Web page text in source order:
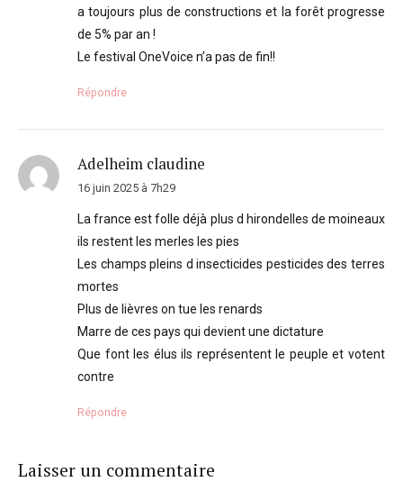
a toujours plus de constructions et la forêt progresse
de 5% par an !
Le festival OneVoice n’a pas de fin!!
Répondre
Adelheim claudine
16 juin 2025 à 7h29
La france est folle déjà plus d hirondelles de moineaux
ils restent les merles les pies
Les champs pleins d insecticides pesticides des terres
mortes
Plus de lièvres on tue les renards
Marre de ces pays qui devient une dictature
Que font les élus ils représentent le peuple et votent
contre
Répondre
Laisser un commentaire